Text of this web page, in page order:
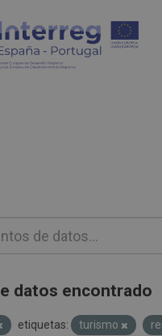
datos encontrado
etiquetas: turismo